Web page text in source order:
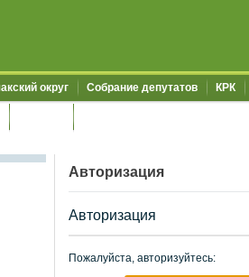
округ Собрание депутатов КРК
Авторизация
Авторизация
Пожалуйста, авторизуйтесь: